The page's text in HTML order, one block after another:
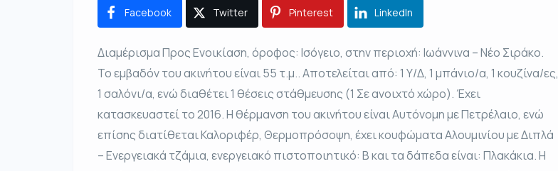
Facebook Twitter Pinterest LinkedIn
Διαμέρισμα Προς Ενοικίαση, όροφος: Ισόγειο, στην περιοχή: Ιωάννινα – Νέο Σιράκο.
Το εμβαδόν του ακινήτου είναι 55 τ.μ.. Αποτελείται από: 1 Υ/Δ, 1 μπάνιο/α, 1 κουζίνα/ες,
1 σαλόνι/α, ενώ διαθέτει 1 θέσεις στάθμευσης (1 Σε ανοιχτό χώρο). Έχει
κατασκευαστεί το 2016. Η θέρμανση του ακινήτου είναι Αυτόνομη με Πετρέλαιο, ενώ
επίσης διατίθεται Καλοριφέρ, Θερμοπρόσοψη, έχει κουφώματα Αλουμινίου με Διπλά
– Ενεργειακά τζάμια, ενεργειακό πιστοποιητικό: Β και τα δάπεδα είναι: Πλακάκια. Η